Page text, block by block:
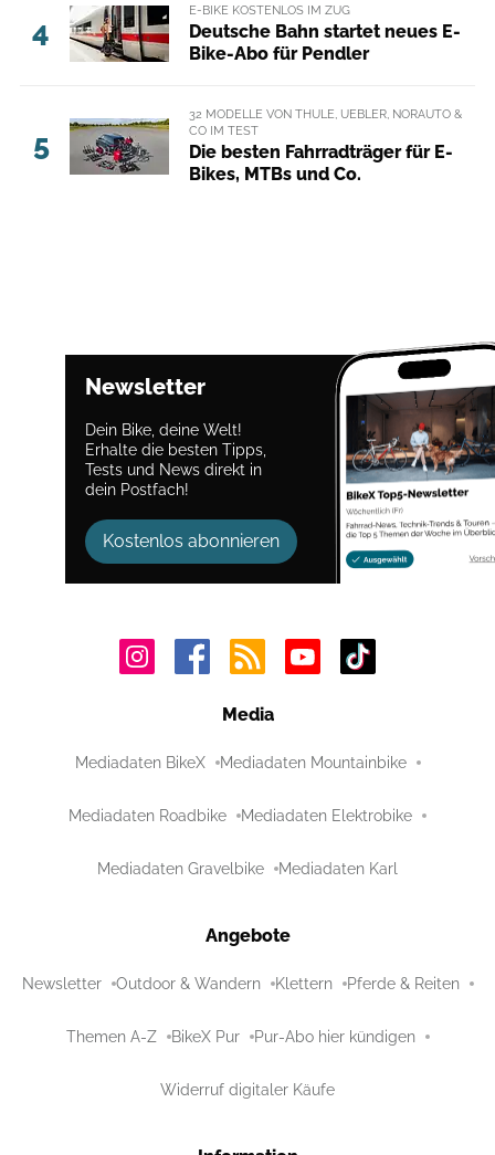
4
E-BIKE KOSTENLOS IM ZUG
Deutsche Bahn startet neues E-
Bike-Abo für Pendler
5
32 MODELLE VON THULE, UEBLER, NORAUTO &
CO IM TEST
Die besten Fahrradträger für E-
Bikes, MTBs und Co.
Newsletter
Dein Bike, deine Welt!
Erhalte die besten Tipps,
Tests und News direkt in
dein Postfach!
Kostenlos abonnieren
Media
Mediadaten BikeX Mediadaten Mountainbike
Mediadaten Roadbike Mediadaten Elektrobike
Mediadaten Gravelbike Mediadaten Karl
Angebote
Newsletter Outdoor & Wandern Klettern Pferde & Reiten
Themen A-Z BikeX Pur Pur-Abo hier kündigen
Widerruf digitaler Käufe